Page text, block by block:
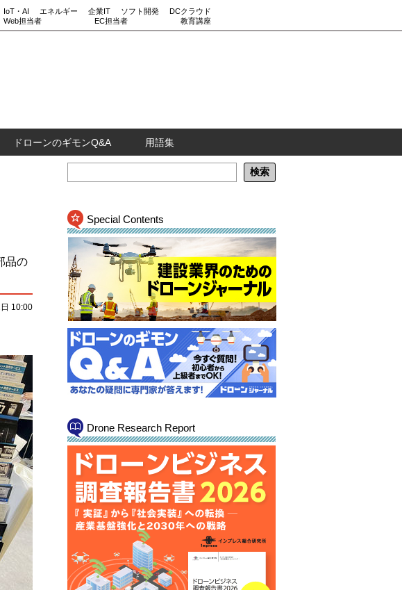
IoT・AI エネルギー 企業IT ソフト開発
DCクラウド
Web担当者
EC担当者 教育講座
ドローンのギモンQ&A 用語集
品の
10:00
Special Contents
Drone Research Report